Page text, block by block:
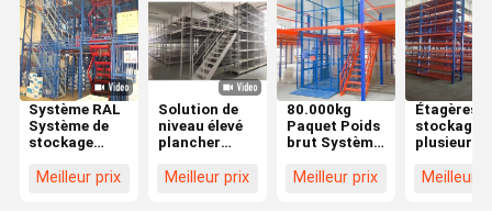
Système RAL
Système de
stockage
mézanine
Meilleur prix
Solution de
niveau élevé
plancher
niveaux avec
Meilleur prix
80.000kg
Paquet Poids
brut Système
mézanine
Meilleur prix
Étagères
stockage à
plusieurs
escaliers
Meilleur